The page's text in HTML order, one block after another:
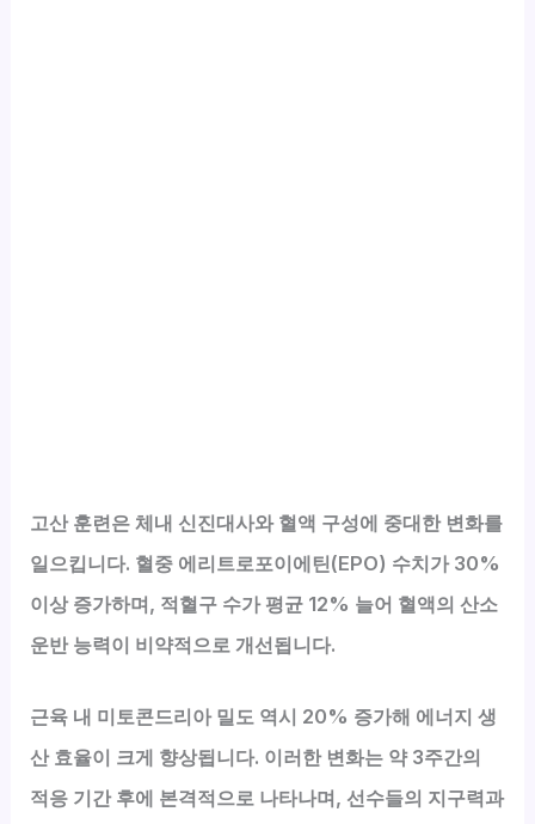
고산 훈련은 체내 신진대사와 혈액 구성에 중대한 변화를
일으킵니다. 혈중 에리트로포이에틴(EPO) 수치가 30%
이상 증가하며, 적혈구 수가 평균 12% 늘어 혈액의 산소
운반 능력이 비약적으로 개선됩니다.
근육 내 미토콘드리아 밀도 역시 20% 증가해 에너지 생
산 효율이 크게 향상됩니다. 이러한 변화는 약 3주간의
적응 기간 후에 본격적으로 나타나며, 선수들의 지구력과